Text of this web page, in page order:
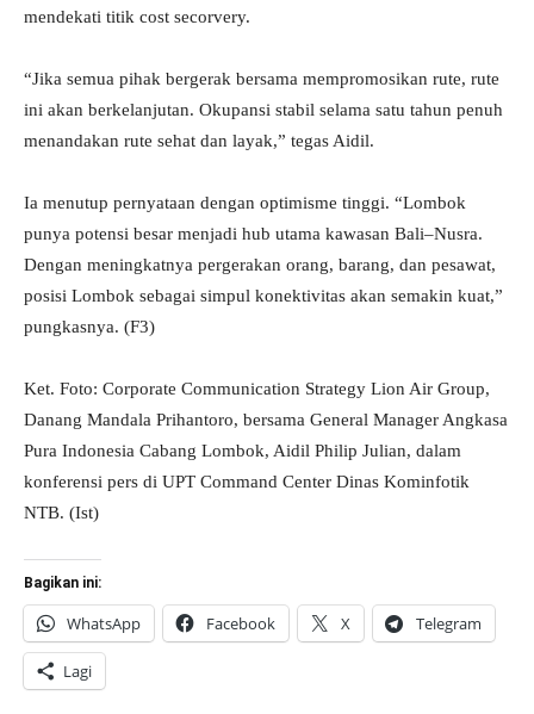
mendekati titik cost secorvery.
“Jika semua pihak bergerak bersama mempromosikan rute, rute
ini akan berkelanjutan. Okupansi stabil selama satu tahun penuh
menandakan rute sehat dan layak,” tegas Aidil.
Ia menutup pernyataan dengan optimisme tinggi. “Lombok
punya potensi besar menjadi hub utama kawasan Bali–Nusra.
Dengan meningkatnya pergerakan orang, barang, dan pesawat,
posisi Lombok sebagai simpul konektivitas akan semakin kuat,”
pungkasnya. (F3)
Ket. Foto: Corporate Communication Strategy Lion Air Group,
Danang Mandala Prihantoro, bersama General Manager Angkasa
Pura Indonesia Cabang Lombok, Aidil Philip Julian, dalam
konferensi pers di UPT Command Center Dinas Kominfotik
NTB. (Ist)
Bagikan ini:
WhatsApp Facebook X Telegram
Lagi